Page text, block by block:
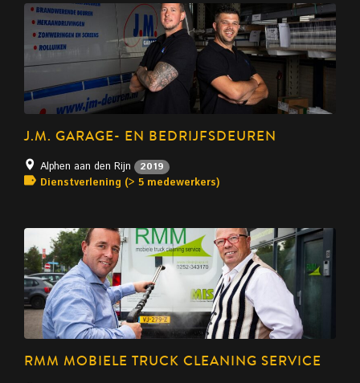
J.M. GARAGE- EN BEDRIJFSDEUREN
Alphen aan den Rijn 2019
Dienstverlening (> 5 medewerkers)
RMM MOBIELE TRUCK CLEANING SERVICE